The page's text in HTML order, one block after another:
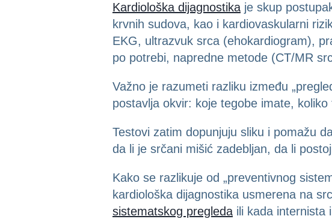
Kardiološka dijagnostika je skup
krvnih sudova, kao i kardiovaskularni
EKG, ultrazvuk srca (ehokardiogram),
po potrebi, napredne metode (CT/MR
Važno je razumeti razliku između
postavlja okvir: koje tegobe imate,
Testovi zatim dopunjuju sliku i pomažu
da li je srčani mišić zadebljan, da li
Kako se razlikuje od „preventivnog
kardiološka dijagnostika usmerena na
sistematskog pregleda ili kada internista